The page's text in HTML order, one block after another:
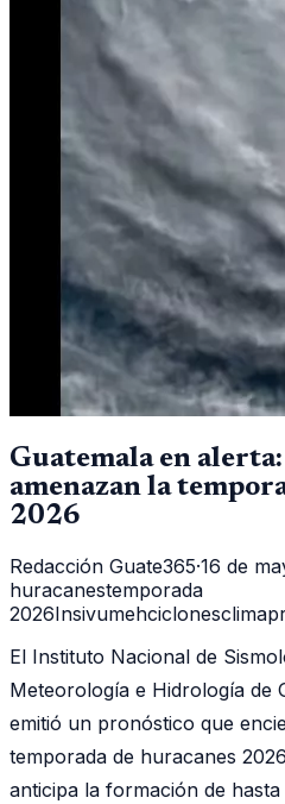
Guatemala en
amenazan la
2026
Redacción Guate365·16 de
huracanestemporada
2026Insivumehciclonesclima
El Instituto Nacional de
Meteorología e Hidrología de
emitió un pronóstico que
temporada de huracanes
anticipa la formación de